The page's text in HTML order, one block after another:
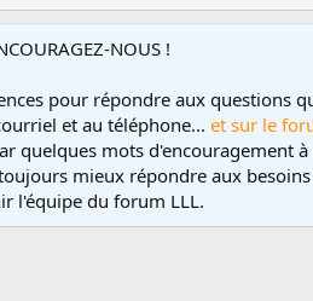
NOUS !
pour répondre aux questions
et au téléphone... et sur le
quelques mots d'encouragement
mieux répondre aux
l'équipe du forum LLL.